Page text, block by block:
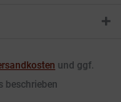
und ggf.
beschrieben